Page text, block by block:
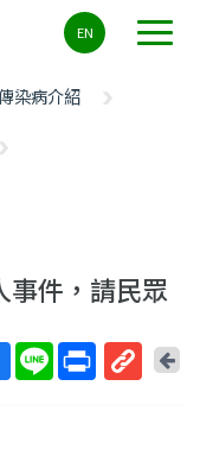
EN
染病介紹
事件，請民眾
回